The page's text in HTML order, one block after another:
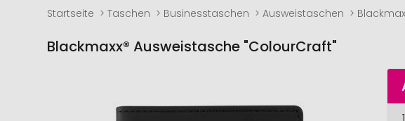
Startseite Taschen Businesstaschen Ausweistaschen
Blackmaxx® Ausweistasche "ColourCraft"